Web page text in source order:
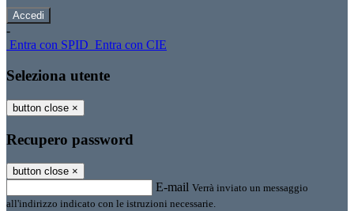
-
Entra con SPID Entra con CIE
Seleziona utente
button close ×
Recupero password
button close ×
E-mail Verrà inviato un messaggio
all'indirizzo indicato con le istruzioni necessarie.